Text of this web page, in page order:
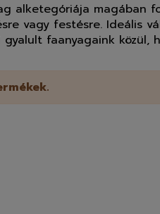
alketegóriája magában
vagy festésre. Ideális
gyalult faanyagaink